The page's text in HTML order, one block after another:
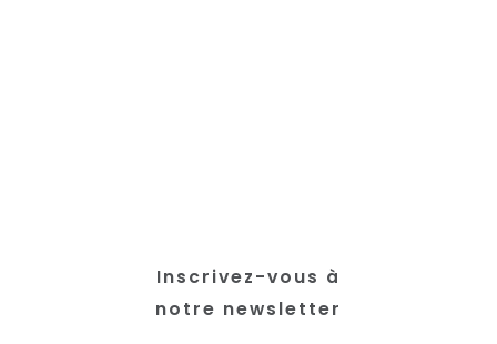
Inscrivez-vous à
notre newsletter